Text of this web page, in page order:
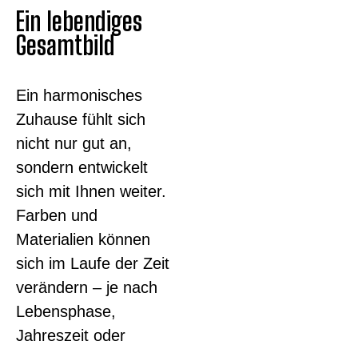
Ein lebendiges
Gesamtbild
Ein harmonisches
Zuhause fühlt sich
nicht nur gut an,
sondern entwickelt
sich mit Ihnen weiter.
Farben und
Materialien können
sich im Laufe der Zeit
verändern – je nach
Lebensphase,
Jahreszeit oder